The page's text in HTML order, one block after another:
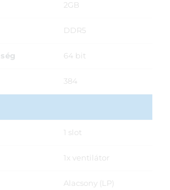
2GB
DDR5
64 bit
384
1 slot
1x ventilátor
Alacsony (LP)